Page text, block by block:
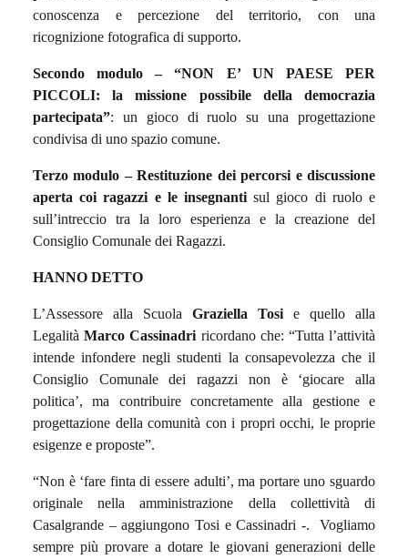
conoscenza e percezione del territorio, con una
ricognizione fotografica di supporto.
Secondo modulo – “NON E’ UN PAESE PER
PICCOLI: la missione possibile della democrazia
partecipata”: un gioco di ruolo su una progettazione
condivisa di uno spazio comune.
Terzo modulo – Restituzione dei percorsi e discussione
aperta coi ragazzi e le insegnanti sul gioco di ruolo e
sull’intreccio tra la loro esperienza e la creazione del
Consiglio Comunale dei Ragazzi.
HANNO DETTO
L’Assessore alla Scuola Graziella Tosi e quello alla
LegalitàMarco Cassinadri ricordano che: “Tutta l’attività
intende infondere negli studenti la consapevolezza che il
Consiglio Comunale dei ragazzi non è ‘giocare alla
politica’, ma contribuire concretamente alla gestione e
progettazione della comunità con i propri occhi, le proprie
esigenze e proposte”.
“Non è ‘fare finta di essere adulti’, ma portare uno sguardo
originale nella amministrazione della collettività di
Casalgrande – aggiungono Tosi e Cassinadri -.
Vogliamo
sempre più provare a dotare le giovani generazioni delle